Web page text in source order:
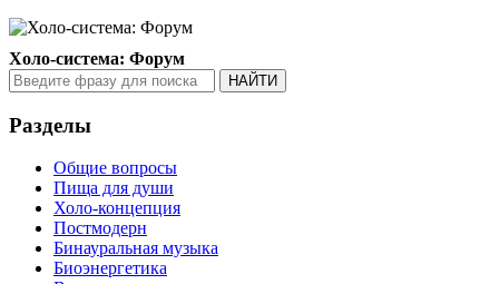
Холо-система: Форум
Разделы
Общие вопросы
Пища для души
Холо-концепция
Постмодерн
Бинауральная музыка
Биоэнергетика